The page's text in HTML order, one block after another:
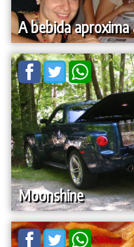
A bebida aproxima
Moonshine